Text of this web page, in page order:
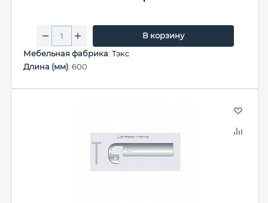
В корзину
Мебельная фабрика: Тэкс
Длина (мм): 600